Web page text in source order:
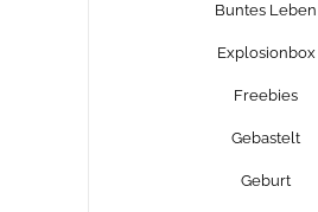
Buntes Leben
Explosionbox
Freebies
Gebastelt
Geburt